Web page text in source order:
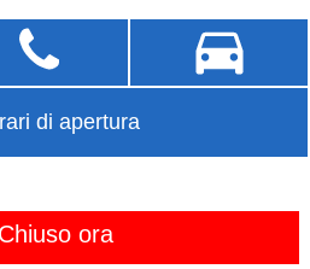
di apertura
ora